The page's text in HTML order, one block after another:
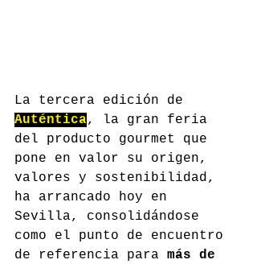
La tercera edición de
Auténtica, la gran feria
del producto gourmet que
pone en valor su origen,
valores y sostenibilidad,
ha arrancado hoy en
Sevilla, consolidándose
como el punto de encuentro
de referencia para más de